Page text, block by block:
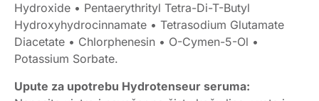
Hydroxide • Pentaerythrityl Tetra-Di-T-Butyl
Hydroxyhydrocinnamate • Tetrasodium Glutamate
Diacetate • Chlorphenesin • O-Cymen-5-Ol •
Potassium Sorbate.
Upute za upotrebu Hydrotenseur seruma: